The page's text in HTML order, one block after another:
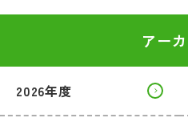
アー
2026年度